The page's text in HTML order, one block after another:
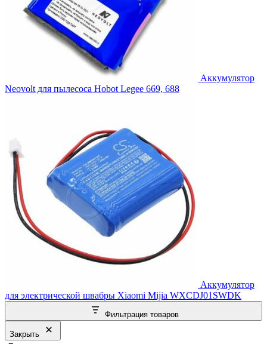
Аккумулятор
Neovolt для пылесоса Hobot Legee 669, 688
Аккумулятор
для электрической швабры Xiaomi Mijia WXCDJ01SWDK
Фильтрация товаров
Закрыть